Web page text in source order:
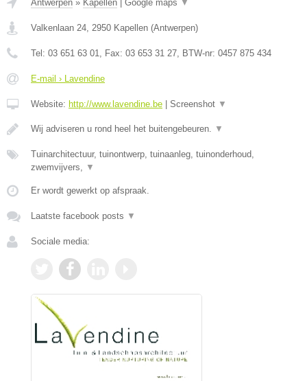
Antwerpen » Kapellen Google maps ▼
Valkenlaan 24 2950 Kapellen (Antwerpen)
Tel: 03 651 63 01 , Fax: 03 653 31 27 , BTW-nr: 0457 875 434
E-mail › Lavendine
Website: http://www.lavendine.be Screenshot ▼
Wij adviseren u rond heel het buitengebeuren. ▼
Tuinarchitectuur, tuinontwerp, tuinaanleg, tuinonderhoud,
zwemvijvers,
▼
Er wordt gewerkt op afspraak.
Laatste facebook posts ▼
Sociale media: